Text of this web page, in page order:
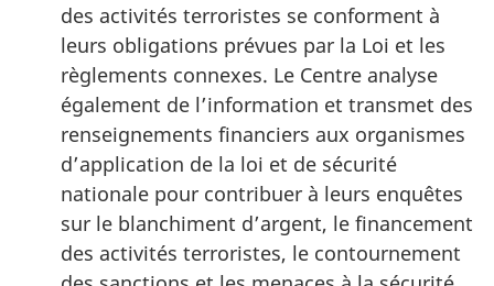
des activités terroristes se conforment à
leurs obligations prévues par la Loi et les
règlements connexes. Le Centre analyse
également de l’information et transmet des
renseignements financiers aux organismes
d’application de la loi et de sécurité
nationale pour contribuer à leurs enquêtes
sur le blanchiment d’argent, le financement
des activités terroristes, le contournement